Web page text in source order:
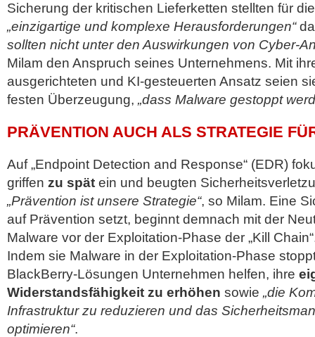
Sicherung der kritischen Lieferketten stellten für
„einzigartige und komplexe Herausforderungen“
sollten nicht unter den Auswirkungen von Cyber-
Milam den Anspruch seines Unternehmens. Mit
ausgerichteten und KI-gesteuerten Ansatz seien
festen Überzeugung, „dass Malware gestoppt
PRÄVENTION AUCH ALS STRATEGIE
Auf „Endpoint Detection and Response“ (EDR)
griffen zu spät ein und beugten
„Prävention ist unsere Strategie“, so Milam. Eine
auf Prävention setzt, beginnt demnach mit der
Malware vor der Exploitation-Phase der „Kill
Indem sie Malware in der Exploitation-Phase
BlackBerry-Lösungen Unternehmen helfen, ihre
Widerstandsfähigkeit zu erhöhen sowie „die
Infrastruktur zu reduzieren und das
optimieren“.